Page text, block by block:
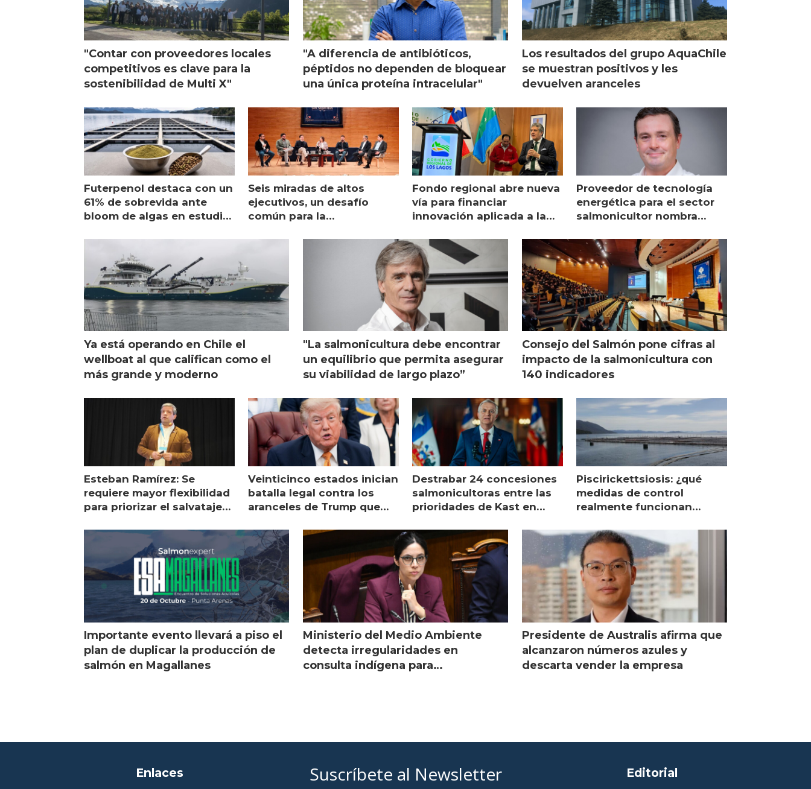
"Contar con proveedores locales
competitivos es clave para la
sostenibilidad de Multi X"
"A diferencia de antibióticos,
péptidos no dependen de bloquear
una única proteína intracelular"
Los resultados del grupo AquaChile
se muestran positivos y les
devuelven aranceles
Futerpenol destaca con un
61% de sobrevida ante
bloom de algas en estudio
Seis miradas de altos
ejecutivos, un desafío
común para la
Fondo regional abre nueva
vía para financiar
innovación aplicada a la
Proveedor de tecnología
energética para el sector
salmonicultor nombra
Ya está operando en Chile el
wellboat al que califican como el
más grande y moderno
"La salmonicultura debe encontrar
un equilibrio que permita asegurar
su viabilidad de largo plazo”
Consejo del Salmón pone cifras al
impacto de la salmonicultura con
140 indicadores
Esteban Ramírez: Se
requiere mayor flexibilidad
para priorizar el salvataje
Veinticinco estados inician
batalla legal contra los
aranceles de Trump que
Destrabar 24 concesiones
salmonicultoras entre las
prioridades de Kast en
Piscirickettsiosis: ¿qué
medidas de control
realmente funcionan
Importante evento llevará a piso el
plan de duplicar la producción de
salmón en Magallanes
Ministerio del Medio Ambiente
detecta irregularidades en
consulta indígena para
Presidente de Australis afirma que
alcanzaron números azules y
descarta vender la empresa
Enlaces Suscríbete al Newsletter Editorial